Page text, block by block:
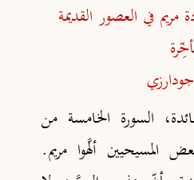
مريم في العصور القديمة
السورة الخامسة من
المسيحيين ألَّهوا مريم.